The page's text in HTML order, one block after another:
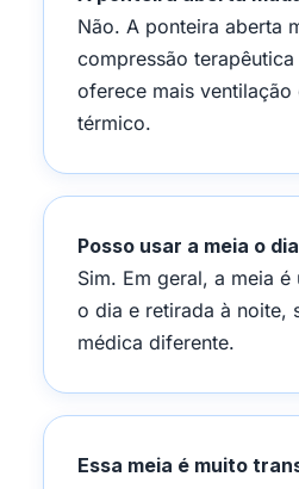
Não. A ponteira aberta
compressão
oferece mais
térmico.
Posso usar a meia o
Sim. Em geral, a meia
o dia e retirada à noite,
médica diferente.
Essa meia é muito